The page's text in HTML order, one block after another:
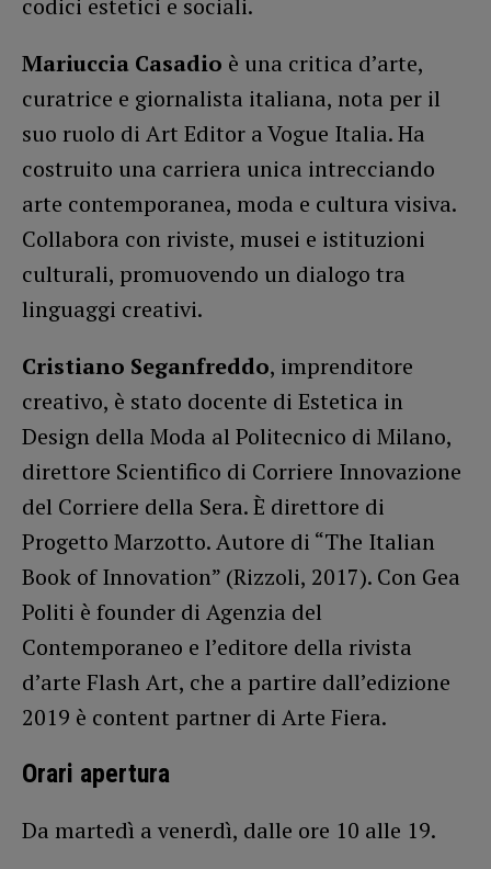
codici estetici e sociali.
Mariuccia Casadio è una critica d’arte,
curatrice e giornalista italiana, nota per il
suo ruolo di Art Editor a Vogue Italia. Ha
costruito una carriera unica intrecciando
arte contemporanea, moda e cultura visiva.
Collabora con riviste, musei e istituzioni
culturali, promuovendo un dialogo tra
linguaggi creativi.
Cristiano Seganfreddo, imprenditore
creativo, è stato docente di Estetica in
Design della Moda al Politecnico di Milano,
direttore Scientifico di Corriere Innovazione
del Corriere della Sera. È direttore di
Progetto Marzotto. Autore di “The Italian
Book of Innovation” (Rizzoli, 2017). Con Gea
Politi è founder di Agenzia del
Contemporaneo e l’editore della rivista
d’arte Flash Art, che a partire dall’edizione
2019 è content partner di Arte Fiera.
Orari apertura
Da martedì a venerdì, dalle ore 10 alle 19.